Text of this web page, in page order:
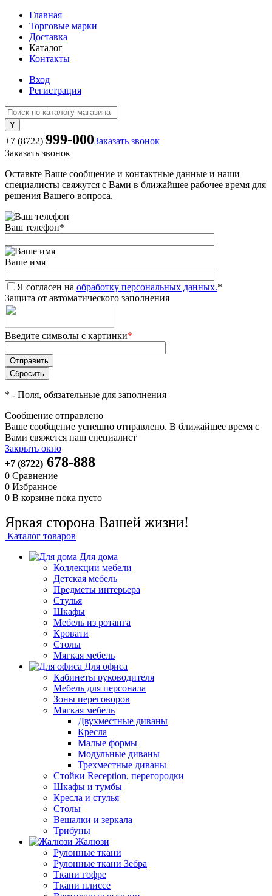
Главная
Торговые марки
Доставка
Каталог
Контакты
Вход
Регистрация
+7 (8722) 999-000Заказать звонок
Заказать звонок
Оставьте Ваше сообщение и контактные данные и наши
специалисты свяжутся с Вами в ближайшее рабочее время для
решения Вашего вопроса.
Ваш телефон*
Ваше имя
Я согласен на обработку персональных данных.*
Защита от автоматического заполнения
Введите символы с картинки*
* - Поля, обязательные для заполнения
Сообщение отправлено
Ваше сообщение успешно отправлено. В ближайшее время с
Вами свяжется наш специалист
Закрыть окно
+7 (8722) 678-888
0 Сравнение
0 Избранное
0 В корзине пока пусто
Яркая сторона Вашей жизни!
Каталог товаров
Для дома
Коллекции мебели
Детская мебель
Предметы интерьера
Стулья
Шкафы
Мебель из ротанга
Кровати
Столы
Мягкая мебель
Для офиса
Кабинеты руководителя
Мебель для персонала
Зоны переговоров
Мягкая мебель
Двухместные диваны
Кресла
Малые формы
Модульные диваны
Трехместные диваны
Стойки Reception, перегородки
Шкафы и тумбы
Кресла и стулья
Столы
Вешалки и зеркала
Трибуны
Жалюзи
Рулонные ткани
Рулонные ткани Зебра
Ткани гофре
Ткани плиссе